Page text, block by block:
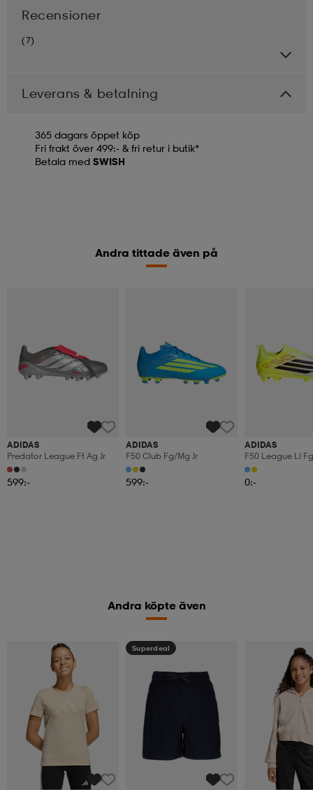
Recensioner
(7)
Leverans & betalning
365 dagars öppet köp
Fri frakt över 499:- & fri retur i butik*
Betala med SWISH
Andra tittade även på
ADIDAS
Predator League Ft Ag Jr
599:-
ADIDAS
F50 Club Fg/mg Jr
599:-
ADIDAS
F50 League Ll
0:-
Andra köpte även
Superdeal